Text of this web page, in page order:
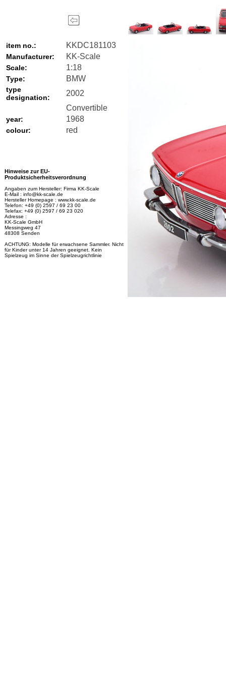
item no.: KKDC181103
Manufacturer: KK-Scale
Scale: 1:18
Type: BMW
type
designation:
2002
Convertible
year: 1968
colour: red
Hinweise zur EU-
Produktsicherheitsverordnung
Angaben zum Hersteller: Firma KK-Scale
E-Mail : info@kk-scale.de
Hersteller Homepage : www.kk-scale.de
Telefon: +49 (0) 2597 / 69 23 00
Telefax: +49 (0) 2597 / 69 23 020
Adresse :
KK-Scale GmbH
Messingweg 47
48308 Senden
ACHTUNG: Modelle für erwachsene Sammler. Nicht
für Kinder unter 14 Jahren geeignet. Kein
Spielzeug im Sinne der Spielzeugrichtlinie